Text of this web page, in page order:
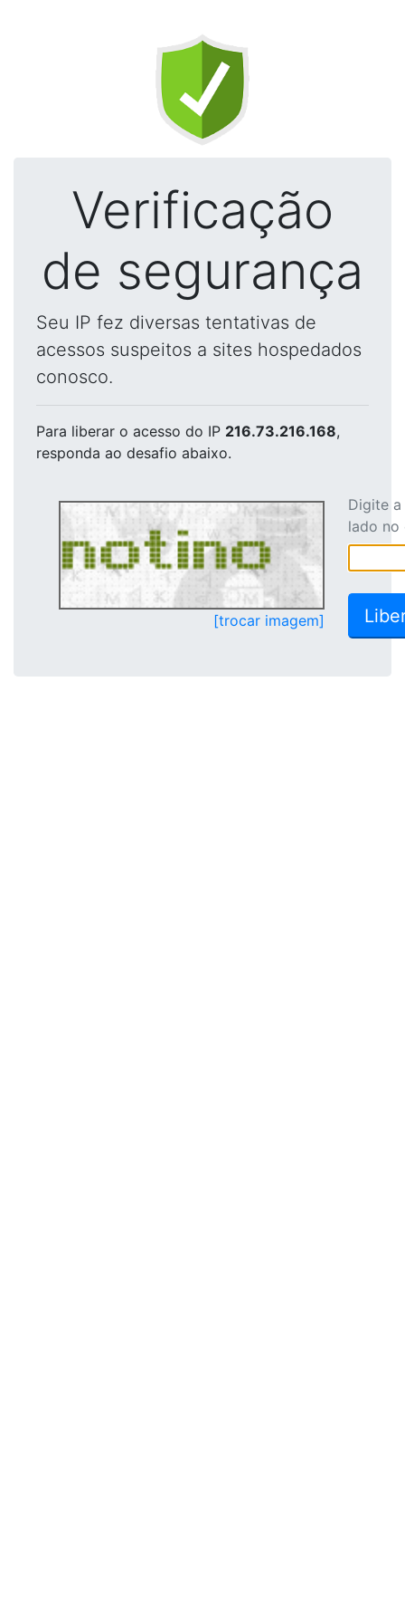
Verificação
de segurança
Seu IP fez diversas tentativas de
acessos suspeitos a sites hospedados
conosco.
Para liberar o acesso do IP 216.73.216.168,
responda ao desafio abaixo.
[trocar imagem]
Digite
lado no